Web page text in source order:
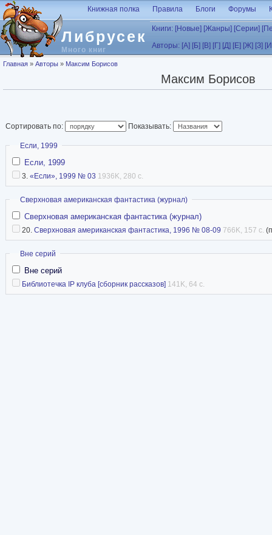
Перейти к основному содержанию
Либрусек
Много книг
Книжная полка Правила Блоги Форумы
Книги: [Новые] [Жанры] [Серии]
Авторы: [А] [Б] [В] [Г] [Д] [Е] [Ж] [З]
Вы здесь
Главная » Авторы » Максим Борисов
Максим Борисов
Сортировать по: Показывать:
Скрыть
Если, 1999
Если, 1999
3. «Если», 1999 № 03 1936K, 280 с.
Скрыть
Сверхновая американская фантастика (журнал)
Сверхновая американская фантастика (журнал)
20. Сверхновая американская фантастика, 1996 № 08-09 766K, 157 с.
Скрыть
Вне серий
Вне серий
Библиотечка IP клуба [сборник рассказов] 141K, 64 с.